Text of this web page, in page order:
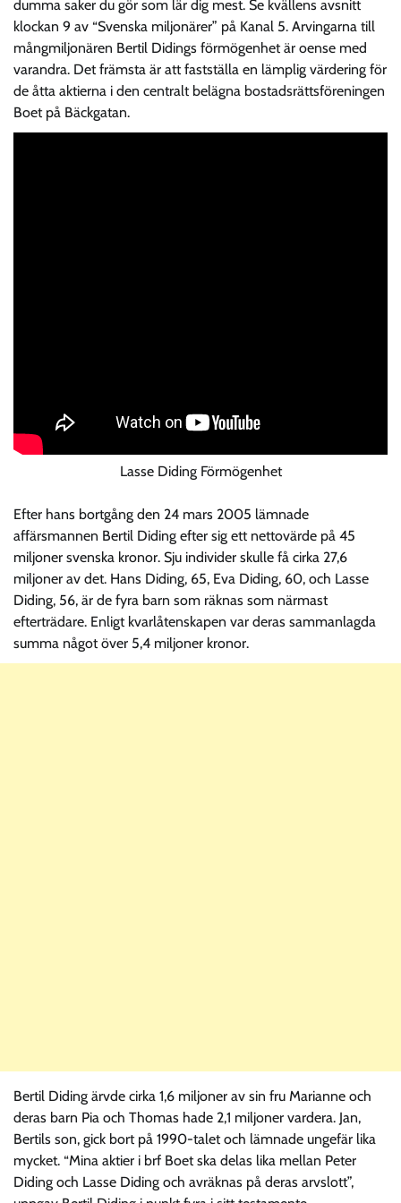
dumma saker du gör som lär dig mest. Se kvällens avsnitt
klockan 9 av “Svenska miljonärer” på Kanal 5. Arvingarna till
mångmiljonären Bertil Didings förmögenhet är oense med
varandra. Det främsta är att fastställa en lämplig värdering för
de åtta aktierna i den centralt belägna bostadsrättsföreningen
Boet på Bäckgatan.
Lasse Diding Förmögenhet
Efter hans bortgång den 24 mars 2005 lämnade
affärsmannen Bertil Diding efter sig ett nettovärde på 45
miljoner svenska kronor. Sju individer skulle få cirka 27,6
miljoner av det. Hans Diding, 65, Eva Diding, 60, och Lasse
Diding, 56, är de fyra barn som räknas som närmast
efterträdare. Enligt kvarlåtenskapen var deras sammanlagda
summa något över 5,4 miljoner kronor.
Bertil Diding ärvde cirka 1,6 miljoner av sin fru Marianne och
deras barn Pia och Thomas hade 2,1 miljoner vardera. Jan,
Bertils son, gick bort på 1990-talet och lämnade ungefär lika
mycket. “Mina aktier i brf Boet ska delas lika mellan Peter
Diding och Lasse Diding och avräknas på deras arvslott”,